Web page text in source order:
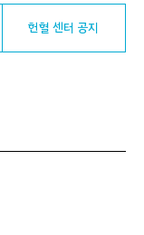
헌혈 센터 공지